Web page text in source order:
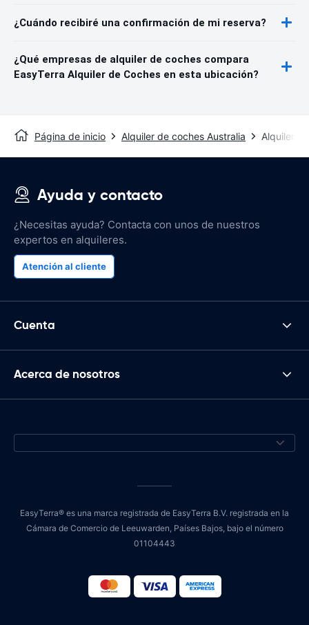
¿Cuándo recibiré una confirmación de mi reserva?
¿Qué empresas de alquiler de coches compara
EasyTerra Alquiler de Coches en esta ubicación?
Página de inicio Alquiler de coches Australia Alquiler
Ayuda y contacto
¿Necesitas ayuda? Contacta con unos de nuestros
expertos en alquileres.
Atención al cliente
Cuenta
Acerca de nosotros
EasyTerra® es una marca registrada de EasyTerra B.V. registrada en la
Cámara de Comercio de Leeuwarden, Países Bajos, bajo el número
01104443